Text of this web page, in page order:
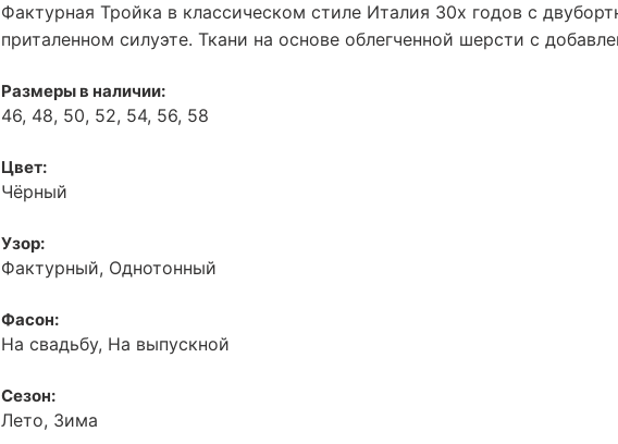
Фактурная Тройка в классическом стиле Италия 30х годов с
приталенном силуэте. Ткани на основе облегченной шерсти с
Размеры в наличии:
46, 48, 50, 52, 54, 56, 58
Цвет:
Чёрный
Узор:
Фактурный, Однотонный
Фасон:
На свадьбу, На выпускной
Сезон:
Лето, Зима